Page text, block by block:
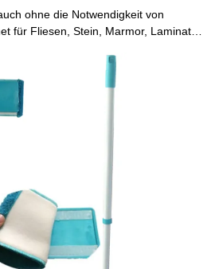
ohne die Notwendigkeit von
für Fliesen, Stein, Marmor, Laminat,
Verschmutzungen.-Mop Pad ist
um Ersatz zu bekommen.-
zu 120 cm ermöglicht das Arbeiten